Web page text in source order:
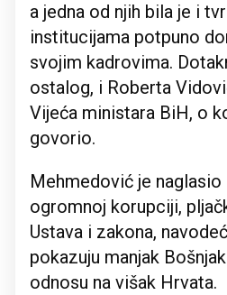
a jedna od njih bila je i
institucijama potpuno
svojim kadrovima.
ostalog, i Roberta
Vijeća ministara BiH, o
govorio.
Mehmedović je naglasio
ogromnoj korupciji,
Ustava i zakona,
pokazuju manjak
odnosu na višak Hrvata.